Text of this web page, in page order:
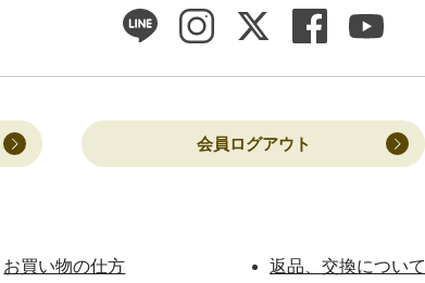
会員ログアウト
お買い物の仕方 返品、交換について